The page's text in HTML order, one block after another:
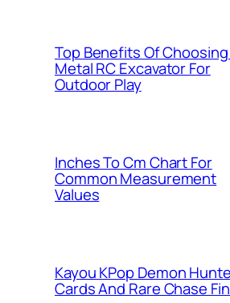
Top Benefits Of
Metal RC Excavator For
Outdoor Play
Inches To Cm Chart For
Common Measurement
Values
Kayou KPop Demon
Cards And Rare Chase